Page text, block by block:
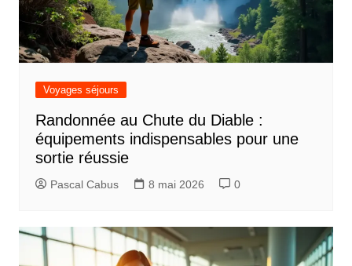
Voyages séjours
Randonnée au Chute du Diable :
équipements indispensables pour une
sortie réussie
Pascal Cabus 8 mai 2026 0